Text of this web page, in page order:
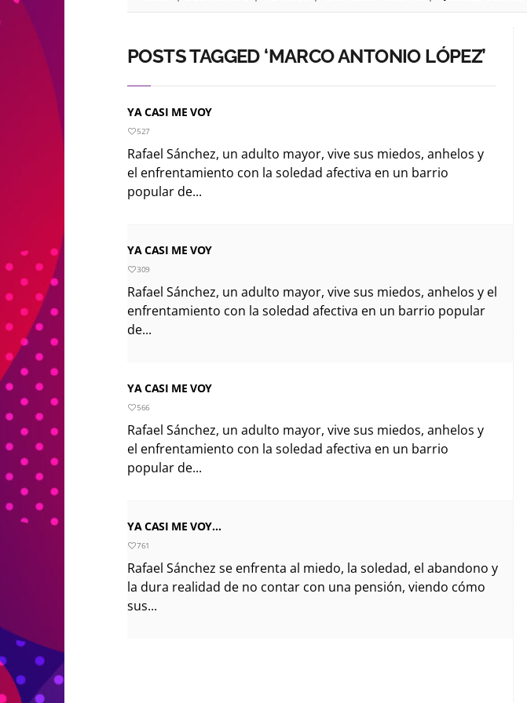
POSTS TAGGED ‘MARCO ANTONIO LÓPEZ’
YA CASI ME VOY
527
Rafael Sánchez, un adulto mayor, vive sus miedos, anhelos y
el enfrentamiento con la soledad afectiva en un barrio
popular de...
YA CASI ME VOY
309
Rafael Sánchez, un adulto mayor, vive sus miedos, anhelos y el
enfrentamiento con la soledad afectiva en un barrio popular
de...
YA CASI ME VOY
566
Rafael Sánchez, un adulto mayor, vive sus miedos, anhelos y
el enfrentamiento con la soledad afectiva en un barrio
popular de...
YA CASI ME VOY…
761
Rafael Sánchez se enfrenta al miedo, la soledad, el abandono y
la dura realidad de no contar con una pensión, viendo cómo
sus...